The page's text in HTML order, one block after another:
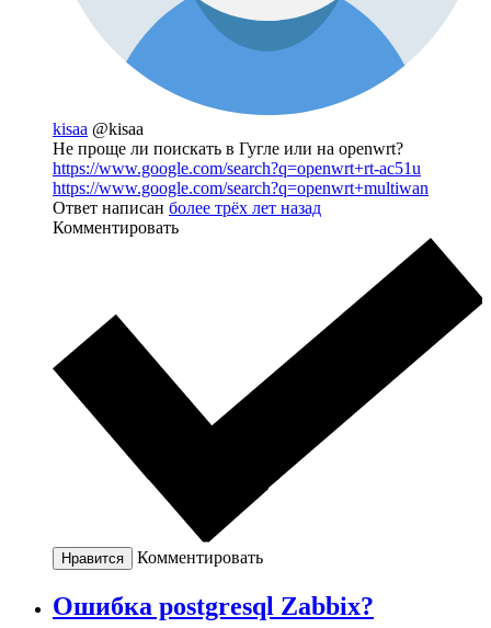
kisaa @kisaa
Не проще ли поискать в Гугле или на openwrt?
https://www.google.com/search?q=openwrt+rt-ac51u
https://www.google.com/search?q=openwrt+multiwan
Ответ написан более трёх лет назад
Комментировать
Нравится Комментировать
Ошибка postgresql Zabbix?